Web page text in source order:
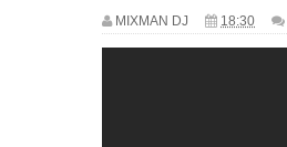
MIXMAN DJ 18:30